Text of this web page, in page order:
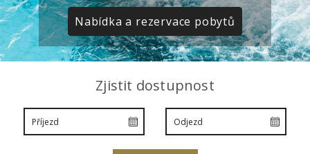
Nabídka a rezervace pobytů
Zjistit dostupnost